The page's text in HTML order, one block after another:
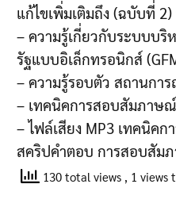
แก้ไขเพิ่มเติมถึง (ฉบับที่
– ความรู้เกี่ยวกับระบบบริ
รัฐแบบอิเล็กทรอนิกส์
– ความรู้รอบตัว สถานกา
– เทคนิคการสอบสัมภาษณ์
– ไฟล์เสียง MP3 เทคนิคก
สคริปคำตอบ การสอบสัมภ
130 total views , 1 views